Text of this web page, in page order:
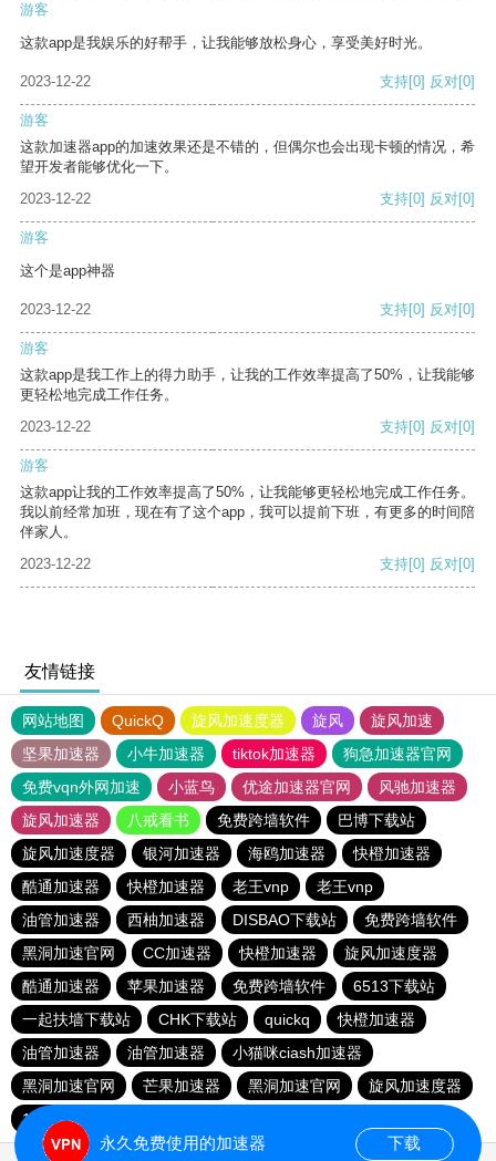
游客
这款app是我娱乐的好帮手，让我能够放松身心，享受美好时光。
2023-12-22 支持[0] 反对[0]
游客
这款加速器app的加速效果还是不错的，但偶尔也会出现卡顿的情况，希
望开发者能够优化一下。
2023-12-22
支持[0] 反对[0]
游客
这个是app神器
2023-12-22 支持[0] 反对[0]
游客
这款app是我工作上的得力助手，让我的工作效率提高了50%，让我能够
更轻松地完成工作任务。
2023-12-22
支持[0] 反对[0]
游客
这款app让我的工作效率提高了50%，让我能够更轻松地完成工作任务。
我以前经常加班，现在有了这个app，我可以提前下班，有更多的时间陪
伴家人。
2023-12-22
支持[0] 反对[0]
友情链接
网站地图 QuickQ 旋风加速度器 旋风
旋风加速
坚果加速器
小牛加速器 tiktok加速器
狗急加速器官网
免费vqn外网加速
小蓝鸟 优途加速器官网
风驰加速器
旋风加速器
八戒看书 免费跨墙软件
巴博下载站
旋风加速度器
银河加速器 海鸥加速器
快橙加速器
酷通加速器
快橙加速器 老王vnp
老王vnp
油管加速器
西柚加速器 DISBAO下载站
免费跨墙软件
黑洞加速官网
CC加速器 快橙加速器
旋风加速度器
酷通加速器
苹果加速器 免费跨墙软件
6513下载站
一起扶墙下载站
CHK下载站 quickq
快橙加速器
油管加速器
油管加速器
小猫咪ciash加速器
黑洞加速官网
芒果加速器 黑洞加速官网
旋风加速度器
186下载站
永久免费使用的加速器 下载